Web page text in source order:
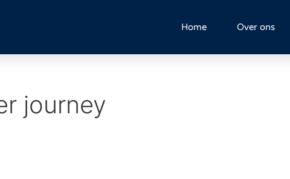
Home Over ons
journey